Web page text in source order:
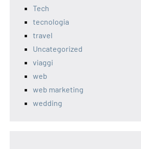
Tech
tecnologia
travel
Uncategorized
viaggi
web
web marketing
wedding